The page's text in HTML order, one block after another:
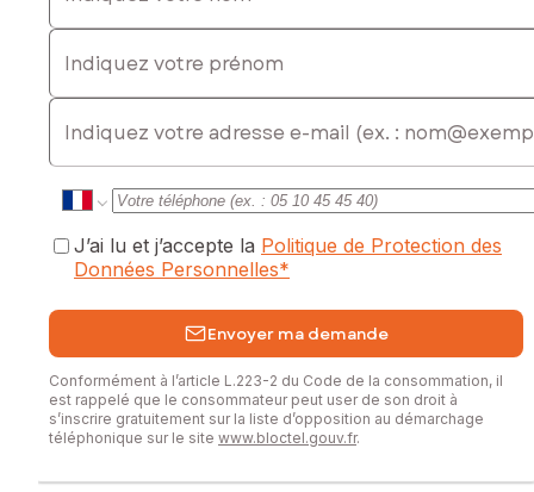
www.georisques.gouv.fr
Prix de vente : 360 000 €
Honoraires charge vendeur
Contactez votre conseiller SAFTI : Jessica DAGUET, Tél. :
0696662827, E-mail : jessica.daguet@safti.fr - EI - Agent
commercial immatriculé au RSAC de FORT-DE-FRANCE sous
le numéro 921 424 834
Indiquez votre prénom
E-mail
J’ai lu et j’accepte la Politique de Protection des
Données Personnelles*
Envoyer ma demande
Conformément à l’article L.223-2 du Code de la consommation, il
est rappelé que le consommateur peut user de son droit à
s’inscrire gratuitement sur la liste d’opposition au démarchage
téléphonique sur le site www.bloctel.gouv.fr.